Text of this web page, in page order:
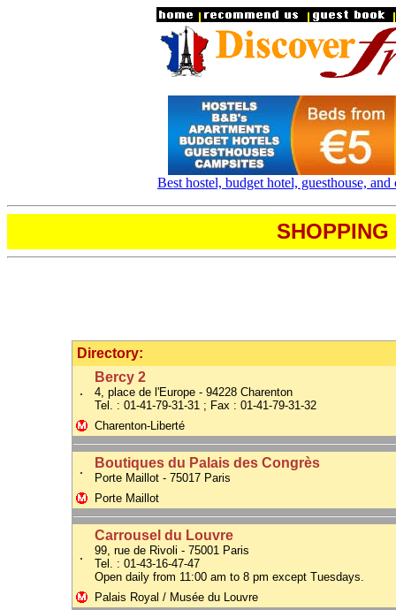
Best hostel, budget hotel, guesthouse,
Directory:
.
Bercy 2
4, place de l'Europe - 94228 Charenton
Tel. : 01-41-79-31-31 ; Fax : 01-41-79-31-32
Charenton-Liberté
. Boutiques du Palais des Congrès
Porte Maillot - 75017 Paris
Porte Maillot
.
Carrousel du Louvre
99, rue de Rivoli - 75001 Paris
Tel. : 01-43-16-47-47
Open daily from 11:00 am to 8 pm except Tuesdays.
Palais Royal / Musée du Louvre